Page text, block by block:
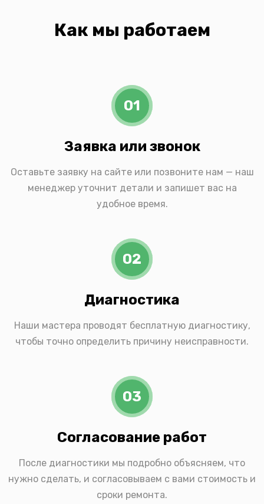
Как мы работаем
01
Заявка или звонок
Оставьте заявку на сайте или позвоните нам — наш
менеджер уточнит детали и запишет вас на
удобное время.
02
Диагностика
Наши мастера проводят бесплатную диагностику,
чтобы точно определить причину неисправности.
03
Согласование работ
После диагностики мы подробно объясняем, что
нужно сделать, и согласовываем с вами стоимость и
сроки ремонта.